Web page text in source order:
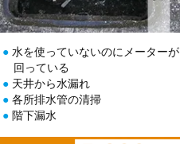
水を使っていないのにメーターが
回っている
天井から水漏れ
各所排水管の清掃
階下漏水